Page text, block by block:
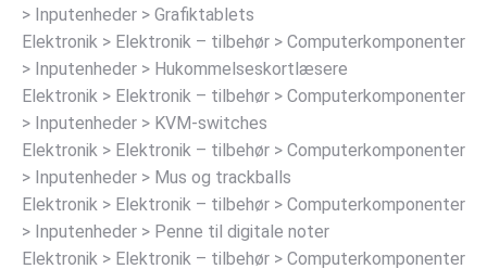
> Inputenheder > Grafiktablets
Elektronik > Elektronik – tilbehør > Computerkomponenter
> Inputenheder > Hukommelseskortlæsere
Elektronik > Elektronik – tilbehør > Computerkomponenter
> Inputenheder > KVM-switches
Elektronik > Elektronik – tilbehør > Computerkomponenter
> Inputenheder > Mus og trackballs
Elektronik > Elektronik – tilbehør > Computerkomponenter
> Inputenheder > Penne til digitale noter
Elektronik > Elektronik – tilbehør > Computerkomponenter